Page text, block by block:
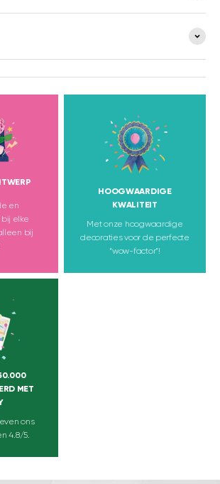
en
elke
bij
HOOGWAARDIGE
KWALITEIT
Met onze hoogwaardige
decoraties voor de perfecte
“wow-factor”!
MET
ons
4.8/5.